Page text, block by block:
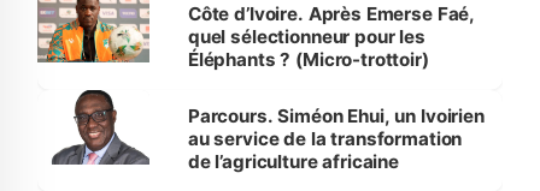
Côte d’Ivoire. Après Emerse Faé,
quel sélectionneur pour les
Éléphants ? (Micro-trottoir)
Parcours. Siméon Ehui, un Ivoirien
au service de la transformation
de l’agriculture africaine